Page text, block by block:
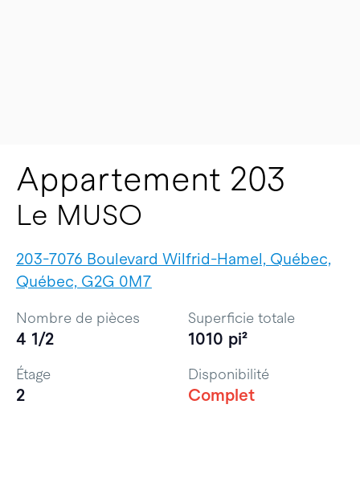
Appartement 203
Le MUSO
203-7076 Boulevard Wilfrid-Hamel, Québec,
Québec, G2G 0M7
Nombre de pièces
4 1/2
Superficie totale
1010 pi²
Étage
2
Disponibilité
Complet